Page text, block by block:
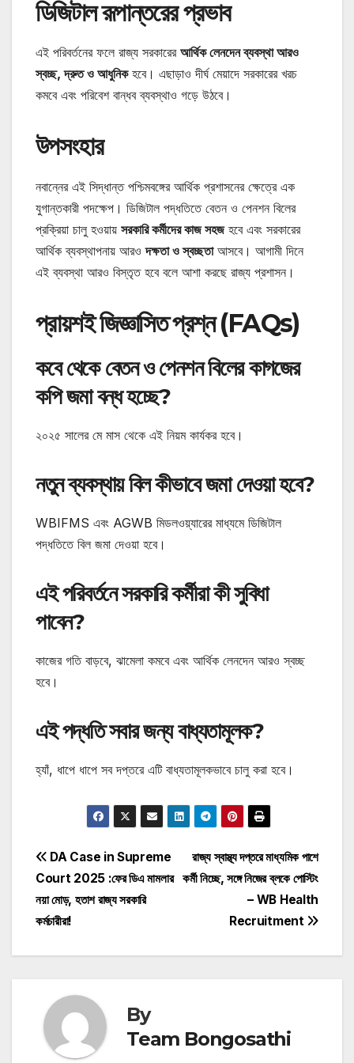
ডিজিটাল রূপান্তরের প্রভাব
এই পরিবর্তনের ফলে রাজ্য সরকারের আর্থিক লেনদেন ব্যবস্থা আরও
স্বচ্ছ, দ্রুত ও আধুনিকহবে। এছাড়াও দীর্ঘ মেয়াদে সরকারের খরচ
কমবে এবং পরিবেশ বান্ধব ব্যবস্থাও গড়ে উঠবে।
উপসংহার
নবান্নের এই সিদ্ধান্ত পশ্চিমবঙ্গের আর্থিক প্রশাসনের ক্ষেত্রে এক
যুগান্তকারী পদক্ষেপ। ডিজিটাল পদ্ধতিতে বেতন ও পেনশন বিলের
প্রক্রিয়া চালু হওয়ায় সরকারি কর্মীদের কাজ সহজহবে এবং সরকারের
আর্থিক ব্যবস্থাপনায় আরওদক্ষতা ও স্বচ্ছতাআসবে। আগামী দিনে
এই ব্যবস্থা আরও বিস্তৃত হবে বলে আশা করছে রাজ্য প্রশাসন।
প্রায়শই জিজ্ঞাসিত প্রশ্ন (FAQs)
কবে থেকে বেতন ও পেনশন বিলের কাগজের
কপি জমা বন্ধ হচ্ছে?
২০২৫ সালের মে মাস থেকে এই নিয়ম কার্যকর হবে।
নতুন ব্যবস্থায় বিল কীভাবে জমা দেওয়া হবে?
WBIFMS এবং AGWB মিডলওয়্যারের মাধ্যমে ডিজিটাল
পদ্ধতিতে বিল জমা দেওয়া হবে।
এই পরিবর্তনে সরকারি কর্মীরা কী সুবিধা
পাবেন?
কাজের গতি বাড়বে, ঝামেলা কমবে এবং আর্থিক লেনদেন আরও স্বচ্ছ
হবে।
এই পদ্ধতি সবার জন্য বাধ্যতামূলক?
হ্যাঁ, ধাপে ধাপে সব দপ্তরে এটি বাধ্যতামূলকভাবে চালু করা হবে।
Post
navigation
রাজ্য স্বাস্থ্য দপ্তরে মাধ্যমিক পাশে
কর্মী নিচ্ছে, সঙ্গে নিজের ব্লকে পোস্টিং
– WB Health
Recruitment
DA Case in Supreme
Court 2025 :ফের ডিএ মামলার
নয়া মোড়, হতাশ রাজ্য সরকারি
কর্মচারীরা!
By
Team Bongosathi